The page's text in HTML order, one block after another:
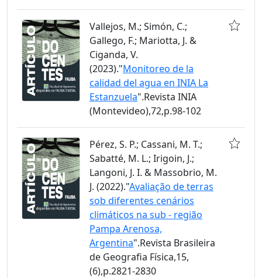
Vallejos, M.; Simón, C.;
Gallego, F.; Mariotta, J. &
Ciganda, V.
(2023)."Monitoreo de la
calidad del agua en INIA La
Estanzuela".Revista INIA
(Montevideo),72,p.98-102
Pérez, S. P.; Cassani, M. T.;
Sabatté, M. L.; Irigoin, J.;
Langoni, J. I. & Massobrio, M.
J. (2022)."Avaliação de terras
sob diferentes cenários
climáticos na sub - região
Pampa Arenosa,
Argentina".Revista Brasileira
de Geografia Física,15,
(6),p.2821-2830